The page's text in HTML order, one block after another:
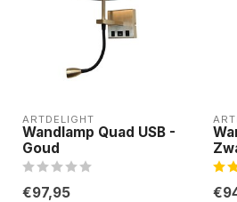
ARTDELIGHT
Wandlamp Quad USB -
Goud
€97,95